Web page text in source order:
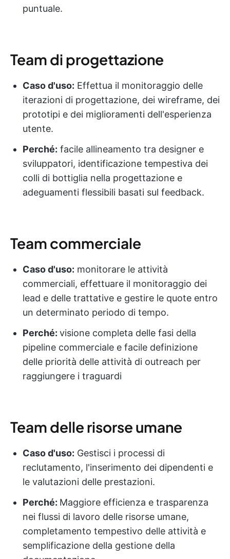
puntuale.
Team di progettazione
Caso d'uso: Effettua il monitoraggio delle
iterazioni di progettazione, dei wireframe, dei
prototipi e dei miglioramenti dell'esperienza
utente.
Perché: facile allineamento tra designer e
sviluppatori, identificazione tempestiva dei
colli di bottiglia nella progettazione e
adeguamenti flessibili basati sul feedback.
Team commerciale
Caso d'uso: monitorare le attività
commerciali, effettuare il monitoraggio dei
lead e delle trattative e gestire le quote entro
un determinato periodo di tempo.
Perché: visione completa delle fasi della
pipeline commerciale e facile definizione
delle priorità delle attività di outreach per
raggiungere i traguardi
Team delle risorse umane
Caso d'uso: Gestisci i processi di
reclutamento, l'inserimento dei dipendenti e
le valutazioni delle prestazioni.
Perché: Maggiore efficienza e trasparenza
nei flussi di lavoro delle risorse umane,
completamento tempestivo delle attività e
semplificazione della gestione della